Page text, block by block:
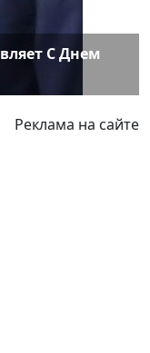
С Днем
Реклама на сайте